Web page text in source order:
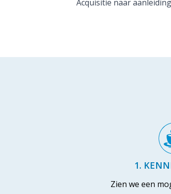
Acquisitie naar
1.
Zien we een